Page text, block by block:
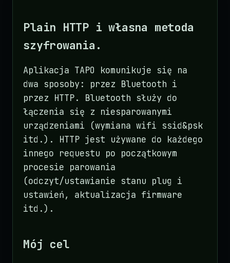
Plain HTTP i własna metoda
szyfrowania.
Aplikacja TAPO komunikuje się na
dwa sposoby: przez Bluetooth i
przez HTTP. Bluetooth służy do
łączenia się z niesparowanymi
urządzeniami (wymiana wifi ssid&psk
itd.). HTTP jest używane do każdego
innego requestu po początkowym
procesie parowania
(odczyt/ustawianie stanu plug i
ustawień, aktualizacja firmware
itd.).
Mój cel